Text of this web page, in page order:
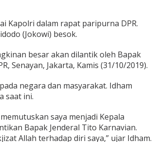
Kapolri dalam rapat paripurna DPR.
(Jokowi) besok.
besar akan dilantik oleh Bapak
Senayan, Jakarta, Kamis (31/10/2019).
negara dan masyarakat. Idham
saat ini.
saya menjadi Kepala
Bapak Jenderal Tito Karnavian.
Allah terhadap diri saya,” ujar Idham.